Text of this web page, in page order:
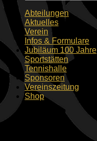
nach:
Abteilungen
Aktuelles
Verein
Infos & Formulare
Jubiläum 100 Jahre
Sportstätten
Tennishalle
Sponsoren
Vereinszeitung
Shop